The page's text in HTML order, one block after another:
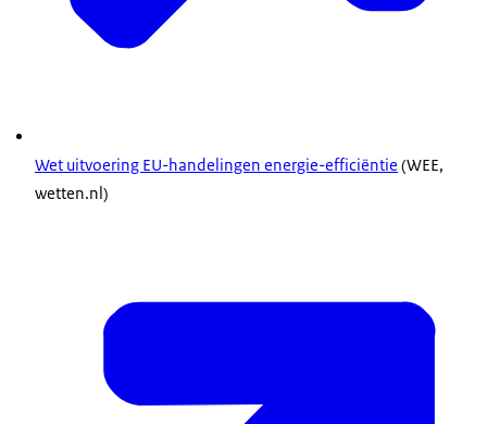
Wet uitvoering EU-handelingen energie-efficiëntie (WEE,
wetten.nl)